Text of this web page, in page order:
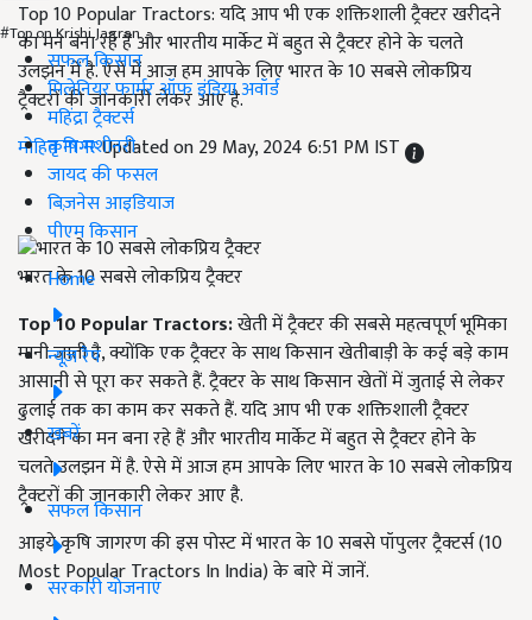
#Top on Krishi Jagran
सफल किसान
मिलेनियर फार्मर ऑफ इंडिया अवॉर्ड
महिंद्रा ट्रैक्टर्स
कृषि मशीनरी
जायद की फसल
बिज़नेस आइडियाज
पीएम किसान
Home
न्यूज़ रैप
खबरें
सफल किसान
सरकारी योजनाएं
Top 10 Popular Tractors: यदि आप भी एक शक्तिशाली ट्रैक्टर खरीदने
का मन बना रहे हैं और भारतीय मार्केट में बहुत से ट्रैक्टर होने के चलते
उलझन में है. ऐसे में आज हम आपके लिए भारत के 10 सबसे लोकप्रिय
ट्रैक्टरों की जानकारी लेकर आए है.
मोहित नागरUpdated on 29 May, 2024 6:51 PM IST
भारत के 10 सबसे लोकप्रिय ट्रैक्टर
Top 10 Popular Tractors:खेती में ट्रैक्टर की सबसे महत्वपूर्ण भूमिका
मानी जाती है, क्योंकि एक ट्रैक्टर के साथ किसान खेतीबाड़ी के कई बड़े काम
आसानी से पूरा कर सकते हैं. ट्रैक्टर के साथ किसान खेतों में जुताई से लेकर
ढुलाई तक का काम कर सकते हैं. यदि आप भी एक शक्तिशाली ट्रैक्टर
खरीदने का मन बना रहे हैं और भारतीय मार्केट में बहुत से ट्रैक्टर होने के
चलते उलझन में है. ऐसे में आज हम आपके लिए भारत के 10 सबसे लोकप्रिय
ट्रैक्टरों की जानकारी लेकर आए है.
आइये कृषि जागरण की इस पोस्ट में भारत के 10 सबसे पॉपुलर ट्रैक्टर्स (10
Most Popular Tractors In India) के बारे में जानें.